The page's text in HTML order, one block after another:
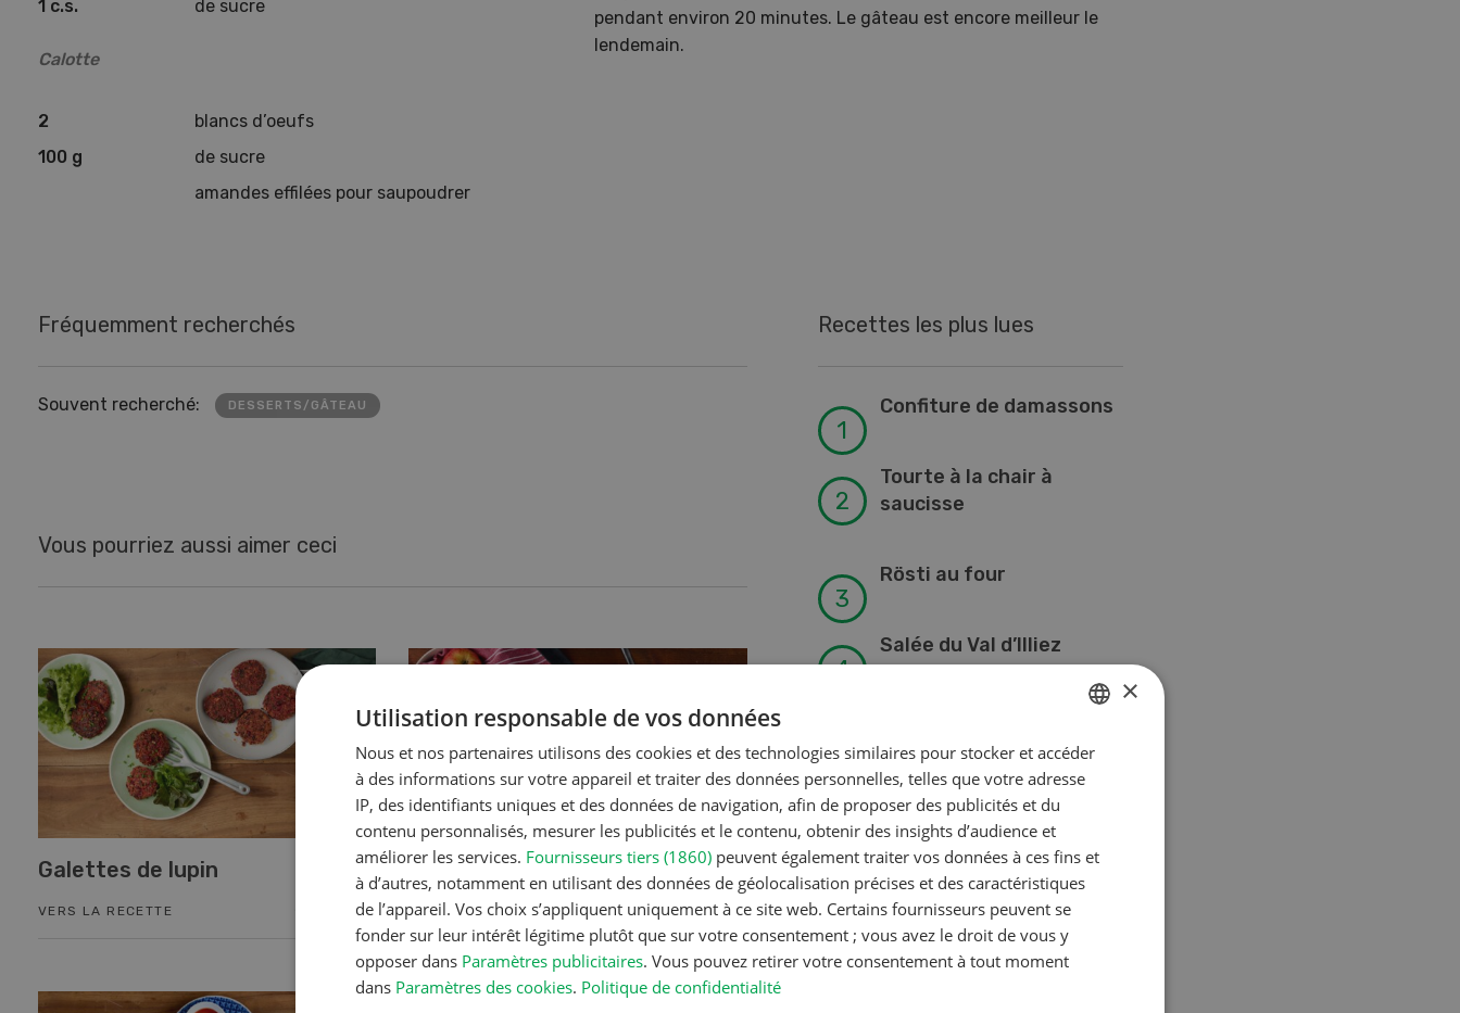
1 c.s.
de sucre
Calotte
2
blancs d’oeufs
100 g
de sucre
amandes effilées pour saupoudrer
pendant environ 20 minutes. Le gâteau est encore meilleur le
lendemain.
Fréquemment recherchés
Souvent recherché: DESSERTS/GÂTEAU
Vous pourriez aussi aimer ceci
Galettes de lupin
VERS LA RECETTE
Emincé de veau aux pommes
VERS LA RECETTE
Recettes les plus lues
Confiture de damassons
Tourte à la chair à
saucisse
Rösti au four
Salée du Val d’Illiez
légumes
Jeu photo 06/26
CONTINUER À LIRE
GERMAN
FRENCH
×
Utilisation responsable de vos données
Nous et nos partenaires utilisons des cookies et des technologies similaires pour stocker et accéder
à des informations sur votre appareil et traiter des données personnelles, telles que votre adresse
IP, des identifiants uniques et des données de navigation, afin de proposer des publicités et du
contenu personnalisés, mesurer les publicités et le contenu, obtenir des insights d’audience et
améliorer les services. Fournisseurs tiers (1860) peuvent également traiter vos données à ces fins et
à d’autres, notamment en utilisant des données de géolocalisation précises et des caractéristiques
de l’appareil. Vos choix s’appliquent uniquement à ce site web. Certains fournisseurs peuvent se
fonder sur leur intérêt légitime plutôt que sur votre consentement ; vous avez le droit de vous y
opposer dans Paramètres publicitaires. Vous pouvez retirer votre consentement à tout moment
dans Paramètres des cookies. Politique de confidentialité